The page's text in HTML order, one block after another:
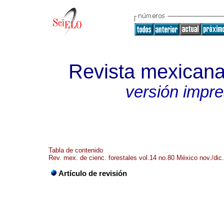
Revista
versión
Tabla de contenido
Rev. mex. de cienc. forestales vol.14 no.80 México nov./
Artículo de revisión